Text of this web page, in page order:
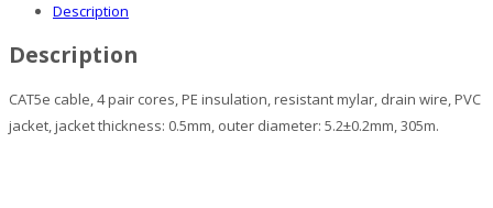
Description
Description
CAT5e cable, 4 pair cores, PE insulation, resistant mylar, drain wire, PVC
jacket, jacket thickness: 0.5mm, outer diameter: 5.2±0.2mm, 305m.